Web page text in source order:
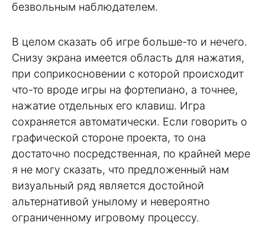
безвольным наблюдателем.
В целом сказать об игре больше-то и нечего.
Снизу экрана имеется область для нажатия,
при соприкосновении с которой происходит
что-то вроде игры на фортепиано, а точнее,
нажатие отдельных его клавиш. Игра
сохраняется автоматически. Если говорить о
графической стороне проекта, то она
достаточно посредственная, по крайней мере
я не могу сказать, что предложенный нам
визуальный ряд является достойной
альтернативой унылому и невероятно
ограниченному игровому процессу.